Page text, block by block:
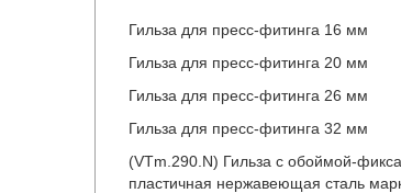
Гильза для пресс-фитинга 16 мм
Гильза для пресс-фитинга 20 мм
Гильза для пресс-фитинга 26 мм
Гильза для пресс-фитинга 32 мм
(VTm.290.N) Гильза с обоймой-
пластичная нержавеющая сталь